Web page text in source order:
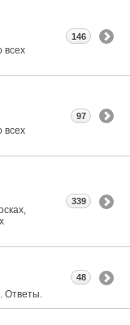
всех
146
всех
97
339
Ответы.
48